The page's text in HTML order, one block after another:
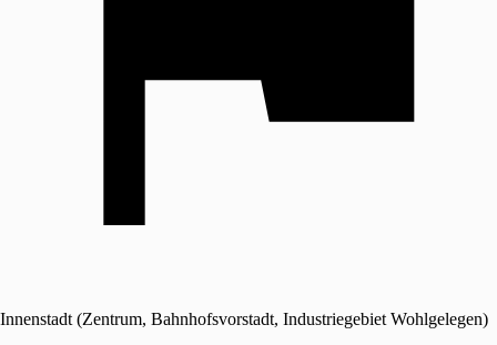
Innenstadt (Zentrum, Bahnhofsvorstadt, Industriegebiet Wohlgelegen)